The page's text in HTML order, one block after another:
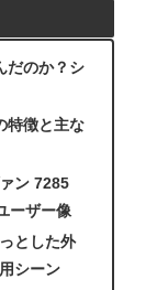
だのか？シ
特徴と主な
ン 7285
ーザー像
とした外
シーン